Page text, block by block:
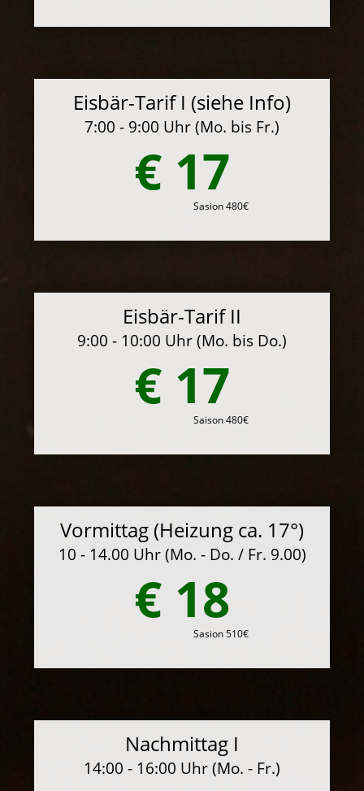
Eisbär-Tarif I (siehe Info)
7:00 - 9:00 Uhr (Mo. bis Fr.)
€ 17
Sasion 480€
Eisbär-Tarif II
9:00 - 10:00 Uhr (Mo. bis Do.)
€ 17
Saison 480€
Vormittag (Heizung ca. 17°)
10 - 14.00 Uhr (Mo. - Do. / Fr. 9.00)
€ 18
Sasion 510€
Nachmittag I
14:00 - 16:00 Uhr (Mo. - Fr.)